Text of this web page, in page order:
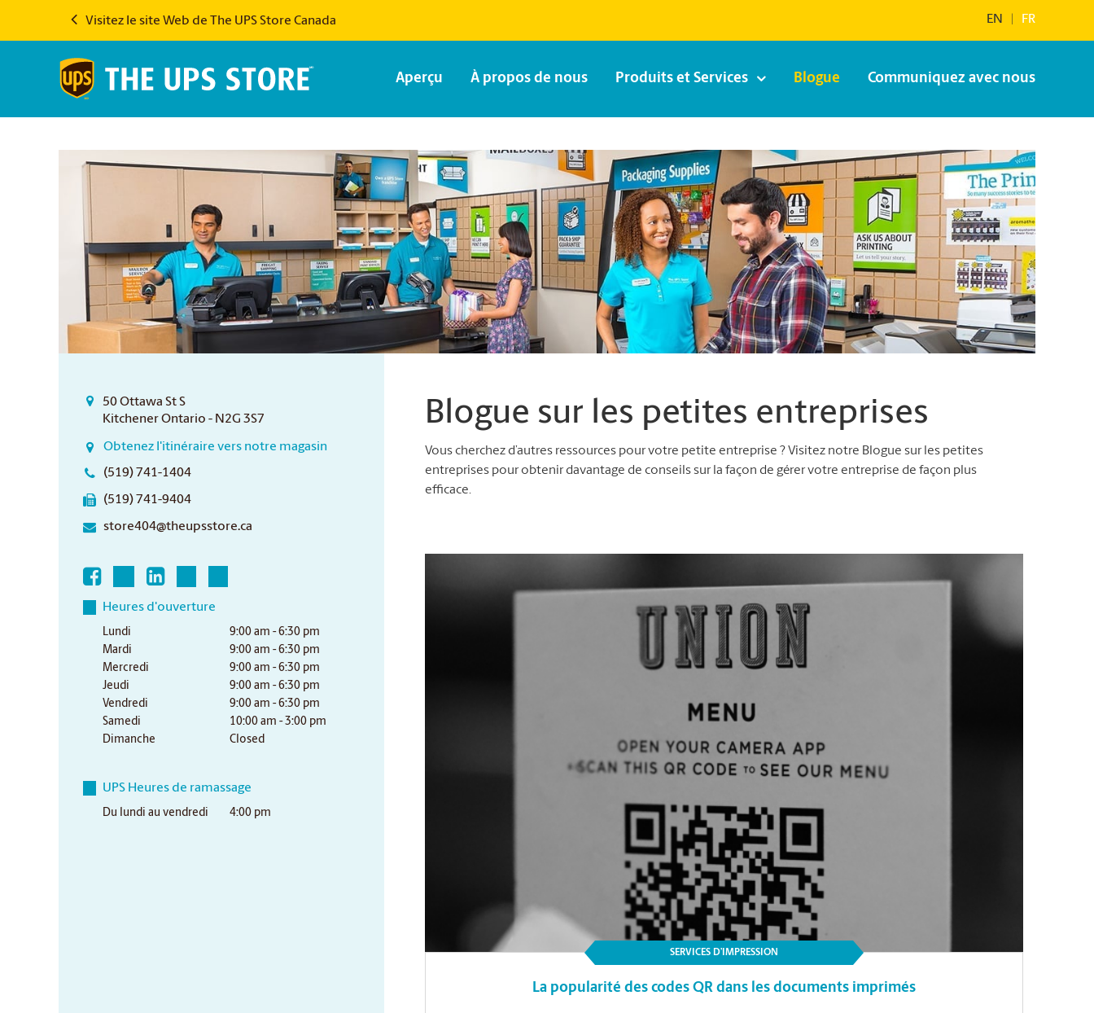
Visitez le site Web de The UPS Store Canada EN FR
Aperçu À propos de nous Produits et Services Blogue Communiquez avec nous
50 Ottawa St S
Kitchener Ontario - N2G 3S7
Obtenez l'itinéraire vers notre magasin
(519) 741-1404
(519) 741-9404
store404@theupsstore.ca
Heures d'ouverture
Lundi
9:00 am - 6:30 pm
Mardi
9:00 am - 6:30 pm
Mercredi
9:00 am - 6:30 pm
Jeudi
9:00 am - 6:30 pm
Vendredi
9:00 am - 6:30 pm
Samedi
10:00 am - 3:00 pm
Dimanche
Closed
UPS Heures de ramassage
Du lundi au vendredi 4:00 pm
Blogue sur les petites entreprises
Vous cherchez d’autres ressources pour votre petite entreprise ? Visitez notre Blogue sur les petites
entreprises pour obtenir davantage de conseils sur la façon de gérer votre entreprise de façon plus
efficace.
SERVICES D’IMPRESSION
La popularité des codes QR dans les documents imprimés